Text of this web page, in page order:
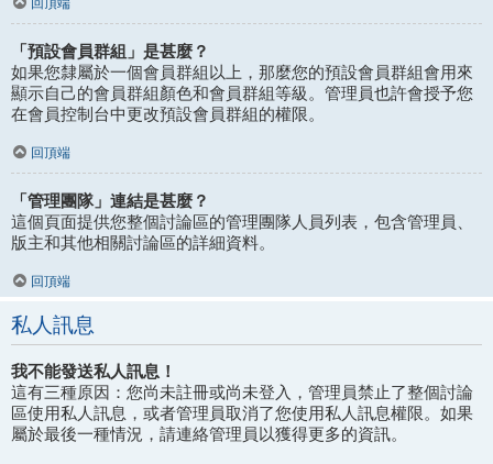
「預設會員群組」是甚麼？
如果您隸屬於一個會員群組以上，那麼您的預設會員群組會用來
顯示自己的會員群組顏色和會員群組等級。管理員也許會授予您
在會員控制台中更改預設會員群組的權限。
回頂端
「管理團隊」連結是甚麼？
這個頁面提供您整個討論區的管理團隊人員列表，包含管理員、
版主和其他相關討論區的詳細資料。
回頂端
私人訊息
我不能發送私人訊息！
這有三種原因：您尚未註冊或尚未登入，管理員禁止了整個討論
區使用私人訊息，或者管理員取消了您使用私人訊息權限。如果
屬於最後一種情況，請連絡管理員以獲得更多的資訊。